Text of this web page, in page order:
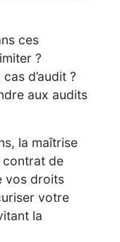
ces
?
d’audit ?
aux audits
la maîtrise
contrat de
vos droits
votre
la